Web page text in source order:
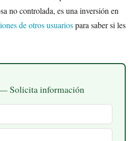
no controlada, es una inversión en
de otros usuariospara saber si les
Solicita información